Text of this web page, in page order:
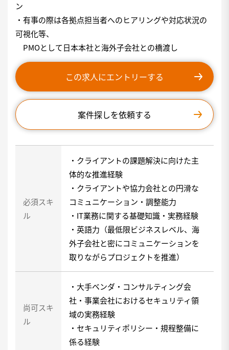
ン
・有事の際は各拠点担当者へのヒアリングや対応状況の
可視化等、
PMOとして日本本社と海外子会社との橋渡し
この求人にエントリーする
案件探しを依頼する
必須スキ
ル
・クライアントの課題解決に向けた主
体的な推進経験
・クライアントや協力会社との円滑な
コミュニケーション・調整能力
・IT業務に関する基礎知識・実務経験
・英語力（最低限ビジネスレベル、海
外子会社と密にコミュニケーションを
取りながらプロジェクトを推進）
尚可スキ
ル
・大手ベンダ・コンサルティング会
社・事業会社におけるセキュリティ領
域の実務経験
・セキュリティポリシー・規程整備に
係る経験